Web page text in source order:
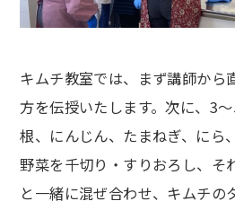
キムチ教室では、まず講師から
方を伝授いたします。次に、3
根、にんじん、たまねぎ、に
野菜を千切り・すりおろし、そ
と一緒に混ぜ合わせ、キムチの